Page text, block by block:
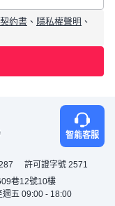
約書 、 隱私權聲明 、
智能客服
許可證字號 2571
巷12號10樓
五 09:00 - 18:00